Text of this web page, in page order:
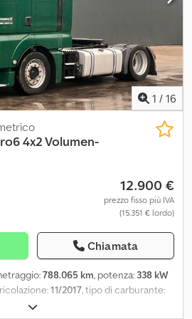
del differenziale, I-Park Cool,
sedili riscaldati, climatizzatore
tettuccio, pneumatici 315/70 R22,5,
Crsdpfozkyh Hex Ab Uef Libretto di
138, 20539 Amburgo.
1 / 16
4x2 Volumen-
12.900 €
prezzo fisso più IVA
(15.351 € lordo)
Chiamata
788.065 km, potenza: 338 kW
11/2017, tipo di carburante:
18.000 kg